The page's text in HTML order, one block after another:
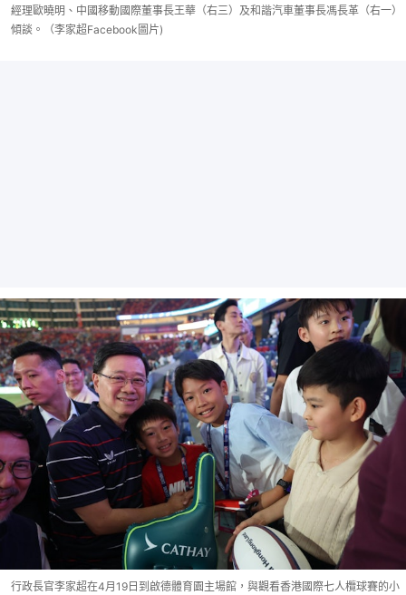
經理歐曉明、中國移動國際董事長王華（右三）及和諧汽車董事長馮長革（右一）
傾談。（李家超Facebook圖片)
行政長官李家超在4月19日到啟德體育園主場館，與觀看香港國際七人欖球賽的小